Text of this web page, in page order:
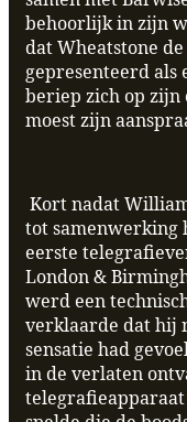
behoorlijk in zijn
dat Wheatstone
gepresenteerd als
beriep zich op zijn
moest zijn
Kort nadat
tot samenwerking
eerste
London &
werd een
verklaarde dat hij
sensatie had
in de verlaten